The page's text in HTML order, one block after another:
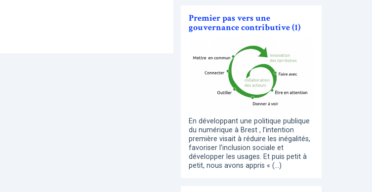
Premier pas vers une
gouvernance contributive (1)
En développant une politique publique
du numérique à Brest , l’intention
première visait à réduire les inégalités,
favoriser l’inclusion sociale et
développer les usages. Et puis petit à
petit, nous avons appris « (…)